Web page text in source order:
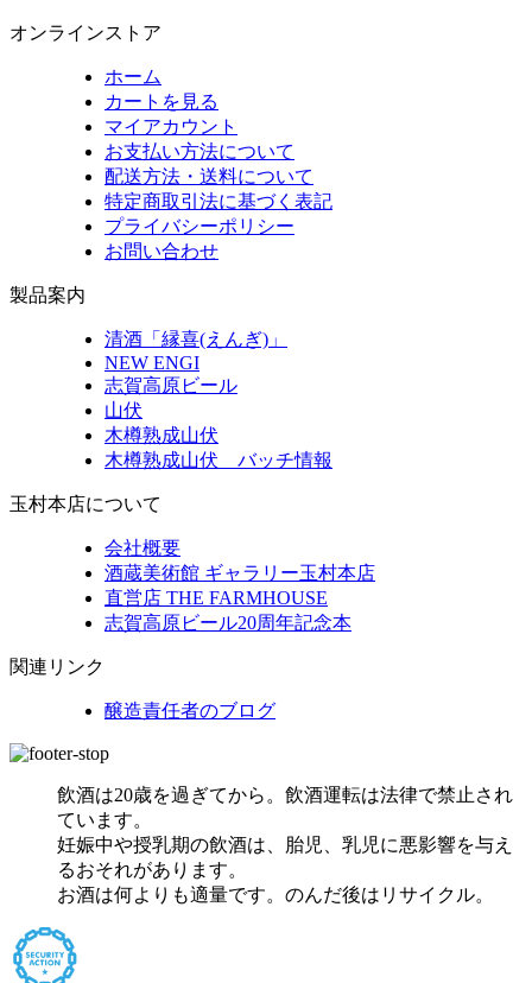
オンラインストア
ホーム
カートを見る
マイアカウント
お支払い方法について
配送方法・送料について
特定商取引法に基づく表記
プライバシーポリシー
お問い合わせ
製品案内
清酒「縁喜(えんぎ)」
NEW ENGI
志賀高原ビール
山伏
木樽熟成山伏
木樽熟成山伏 バッチ情報
玉村本店について
会社概要
酒蔵美術館 ギャラリー玉村本店
直営店 THE FARMHOUSE
志賀高原ビール20周年記念本
関連リンク
醸造責任者のブログ
飲酒は20歳を過ぎてから。飲酒運転は法律で禁止され
ています。
妊娠中や授乳期の飲酒は、胎児、乳児に悪影響を与え
るおそれがあります。
お酒は何よりも適量です。のんだ後はリサイクル。